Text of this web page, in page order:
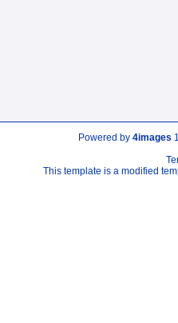
Powered by 4images
This template is a modified